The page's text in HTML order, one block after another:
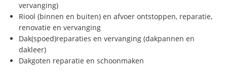
vervanging)
Riool (binnen en buiten) en afvoer ontstoppen, reparatie,
renovatie en vervanging
Dak(spoed)reparaties en vervanging (dakpannen en
dakleer)
Dakgoten reparatie en schoonmaken